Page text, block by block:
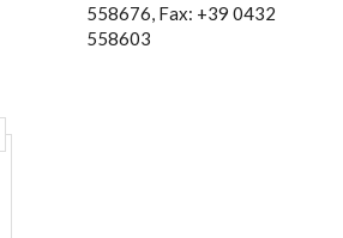
558676, Fax: +39 0432
558603